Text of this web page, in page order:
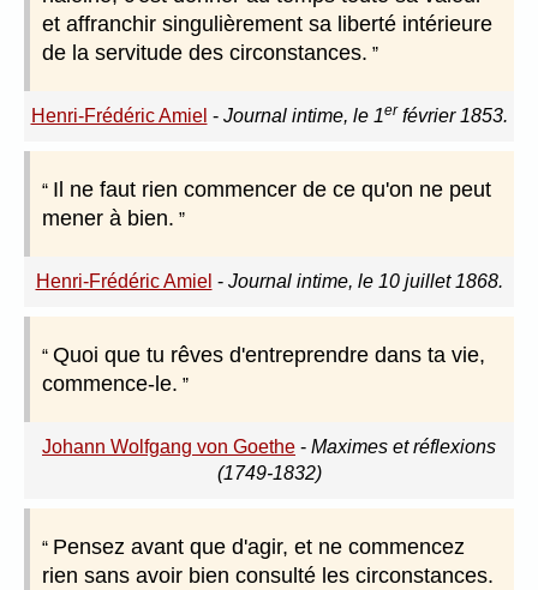
et affranchir singulièrement sa liberté intérieure
de la servitude des circonstances.
Henri-Frédéric Amiel - Journal intime, le 1er février 1853.
Il ne faut rien commencer de ce qu'on ne peut
mener à bien.
Henri-Frédéric Amiel - Journal intime, le 10 juillet 1868.
Quoi que tu rêves d'entreprendre dans ta vie,
commence-le.
Johann Wolfgang von Goethe - Maximes et réflexions
(1749-1832)
Pensez avant que d'agir, et ne commencez
rien sans avoir bien consulté les circonstances.